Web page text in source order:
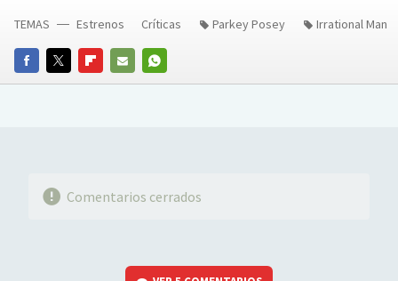
FACEBOOKTWITTERFLIPBOARD
E-
WHATSAPP
TEMAS Estrenos Críticas Parkey Posey Irrational Man
Comentarios cerrados